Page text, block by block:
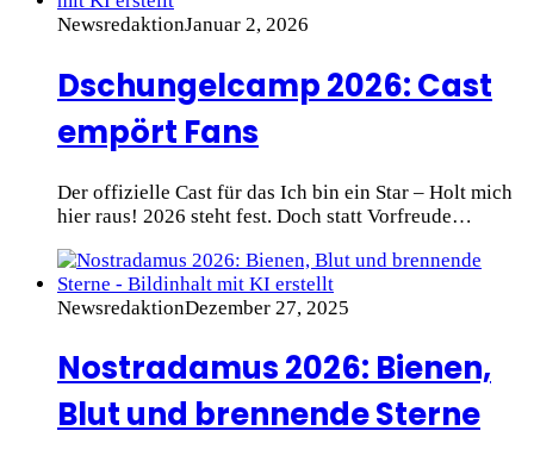
NewsredaktionJanuar 2, 2026
Dschungelcamp 2026: Cast
empört Fans
Der offizielle Cast für das Ich bin ein Star – Holt mich
hier raus! 2026 steht fest. Doch statt Vorfreude…
NewsredaktionDezember 27, 2025
Nostradamus 2026: Bienen,
Blut und brennende Sterne